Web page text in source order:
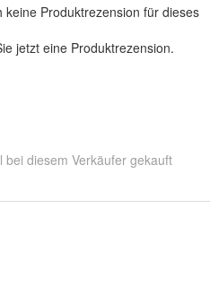
keine Produktrezension für dieses
jetzt eine Produktrezension.
diesem Verkäufer gekauft